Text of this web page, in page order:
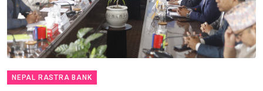
NEPAL RASTRA BANK